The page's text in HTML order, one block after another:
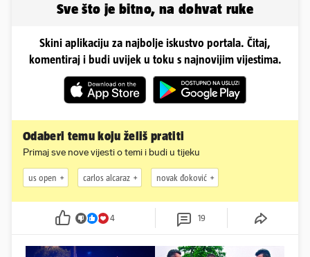
Sve što je bitno, na dohvat ruke
Skini aplikaciju za najbolje iskustvo portala. Čitaj,
komentiraj i budi uvijek u toku s najnovijim vijestima.
Odaberi temu koju želiš pratiti
Primaj sve nove vijesti o temi i budi u tijeku
us open carlos alcaraz novak đoković
4 19